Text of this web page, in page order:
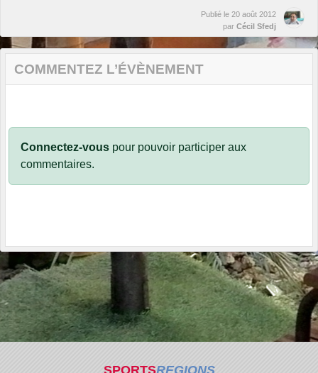
Publié le 20 août 2012
par Cécil Sfedj
COMMENTEZ L’ÉVÈNEMENT
Connectez-vous pour pouvoir participer aux
commentaires.
SPORTSREGIONS